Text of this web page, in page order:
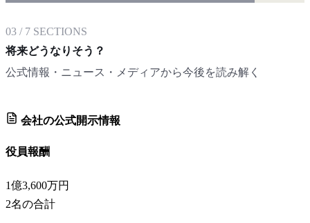
03 / 7 SECTIONS
将来どうなりそう？
公式情報・ニュース・メディアから今後を読み解く
会社の公式開示情報
役員報酬
1億3,600万円
2名の合計